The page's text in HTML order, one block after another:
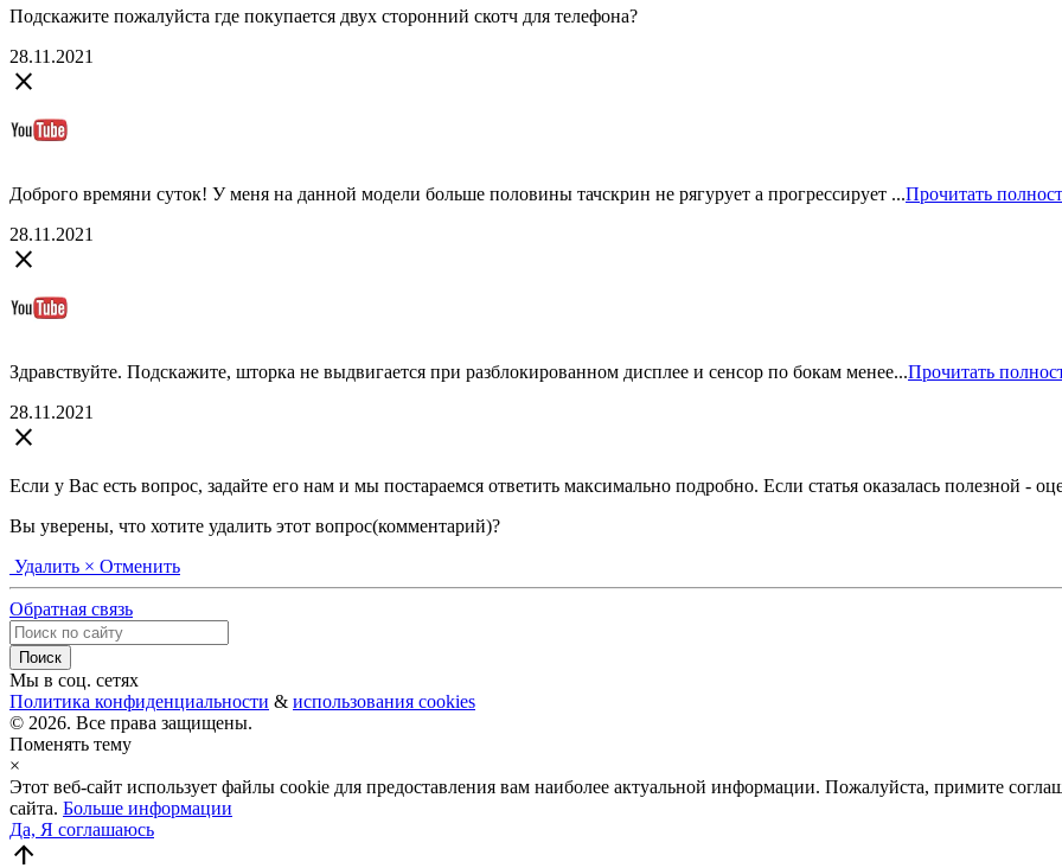
Подскажите пожалуйста где покупается двух сторонний скотч для телефона?
28.11.2021
close
Доброго времяни суток! У меня на данной модели больше половины тачскрин не рягурует а прогрессирует ...Прочитать
28.11.2021
close
Здравствуйте. Подскажите, шторка не выдвигается при разблокированном дисплее и сенсор по бокам менее...Прочитать
28.11.2021
close
Если у Вас есть вопрос, задайте его нам и мы постараемся ответить максимально подробно. Если статья оказалась полезной -
Вы уверены, что хотите удалить этот вопрос(комментарий)?
Удалить × Отменить
Обратная связь
Мы в соц. сетях
Политика конфиденциальности & использования cookies
© 2026. Все права защищены.
Поменять тему
×
Этот веб-сайт использует файлы cookie для предоставления вам наиболее актуальной информации. Пожалуйста, примите
сайта. Больше информации
Да, Я соглашаюсь
arrow_upward